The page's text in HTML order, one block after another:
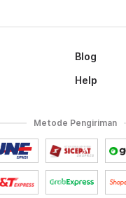
Blog
Help
Metode Pengiriman